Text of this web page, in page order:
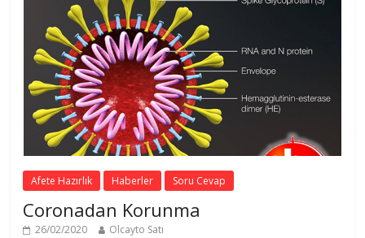
Afete Hazırlık Haberler Soru Cevap
Coronadan Korunma
26/02/2020 Olcayto Satı